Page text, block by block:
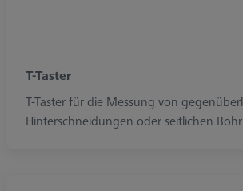
T-Taster
T-Taster für die Messung von
Hinterschneidungen oder seitlichen